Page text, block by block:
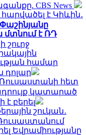
CBS News
է Կիևին․
Փաշինյանը
մտնում է ՌԴ
շուրջ
համար
դոլար
Ռուսաստանի հետ
կատարած
է բերել
շուկան․
Եվրամիությանը